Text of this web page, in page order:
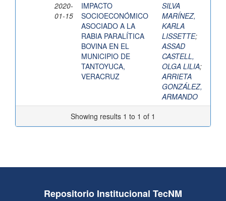
2020-
01-15
IMPACTO
SOCIOECONÓMICO
ASOCIADO A LA
RABIA PARALÍTICA
BOVINA EN EL
MUNICIPIO DE
TANTOYUCA,
VERACRUZ
SILVA
MARÍNEZ,
KARLA
LISSETTE;
ASSAD
CASTELL,
OLGA LILIA;
ARRIETA
GONZÁLEZ,
ARMANDO
Showing results 1 to 1 of 1
Repositorio Institucional TecNM